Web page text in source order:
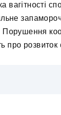
Порушення
про розвиток